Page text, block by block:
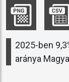
2025-ben
aránya